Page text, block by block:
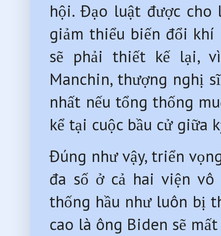
hội. Đạo luật được
giảm thiểu biến đổi
sẽ phải thiết kế lại,
Manchin, thượng nghị
nhất nếu tổng thống
kể tại cuộc bầu cử giữa
Đúng như vậy, triển
đa số ở cả hai viện
thống hầu như luôn bị
cao là ông Biden sẽ